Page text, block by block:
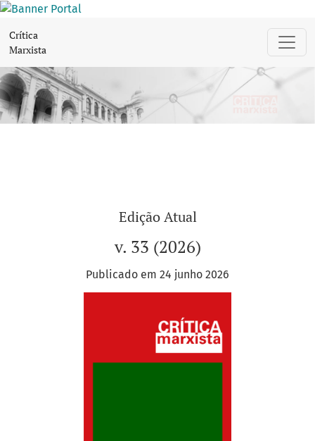
Crítica Marxista
Crítica
Marxista
Edição Atual
v. 33 (2026)
Publicado em 24 junho 2026